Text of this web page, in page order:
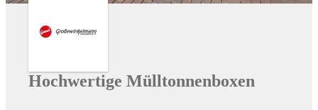
Hochwertige Mülltonnenboxen